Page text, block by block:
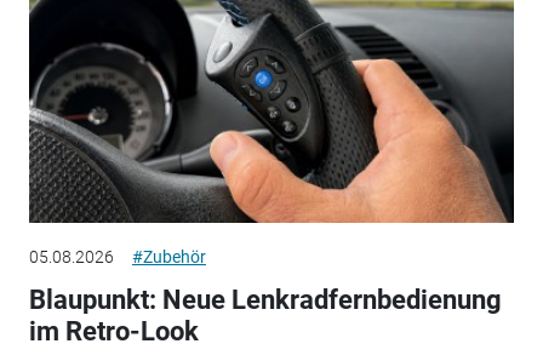
05.08.2026 #Zubehör
Blaupunkt: Neue Lenkradfernbedienung
im Retro-Look